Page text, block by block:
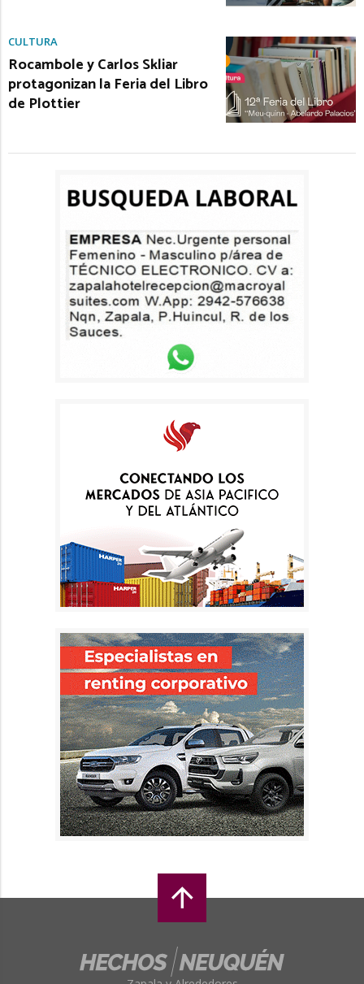
CULTURA
Rocambole y Carlos Skliar
protagonizan la Feria del Libro
de Plottier